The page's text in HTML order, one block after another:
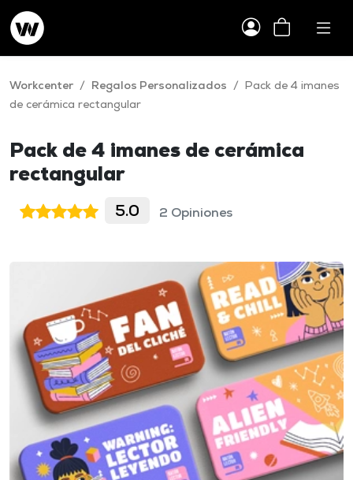
Workcenter / Regalos Personalizados / Pack de 4 imanes
de cerámica rectangular
Pack de 4 imanes de cerámica
rectangular
5.0 2 Opiniones